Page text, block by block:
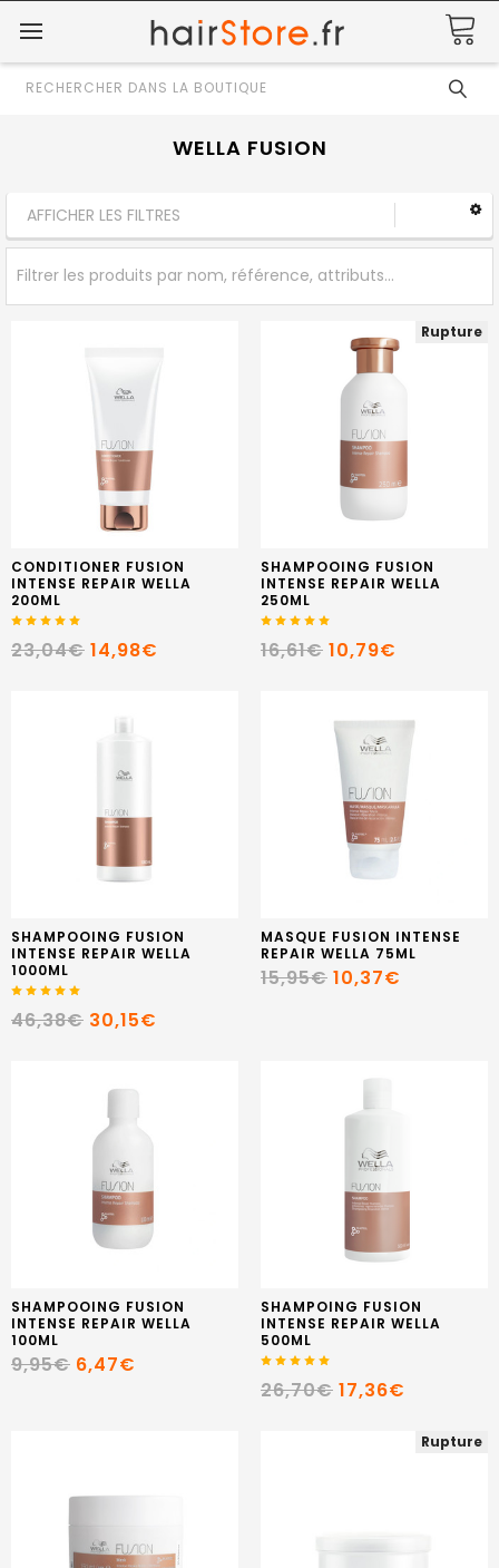
Rechercher
WELLA FUSION
AFFICHER LES FILTRES
CONDITIONER FUSION
INTENSE REPAIR WELLA
200ML
23,04€ 14,98€
Rupture
SHAMPOOING FUSION
INTENSE REPAIR WELLA
250ML
16,61€ 10,79€
SHAMPOOING FUSION
INTENSE REPAIR WELLA
1000ML
46,38€ 30,15€
MASQUE FUSION INTENSE
REPAIR WELLA 75ML
15,95€ 10,37€
SHAMPOOING FUSION
INTENSE REPAIR WELLA
100ML
9,95€ 6,47€
SHAMPOING FUSION
INTENSE REPAIR WELLA
500ML
26,70€ 17,36€
Rupture